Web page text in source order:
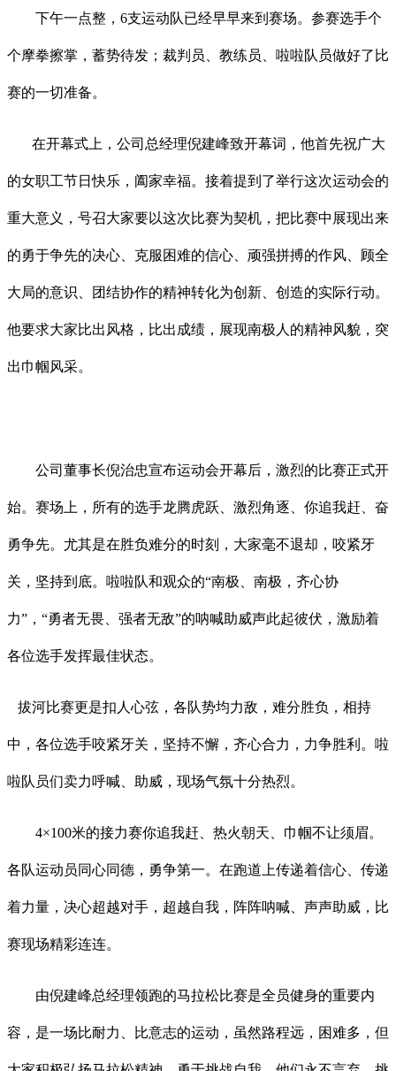
下午一点整， 6支运动队已经早早来到赛场。参赛选手个
个摩拳擦掌，蓄势待发；裁判员、教练员、啦啦队员做好了比
赛的一切准备。
在开幕式上，公司总经理倪建峰致开幕词，他首先祝广大
的女职工节日快乐，阖家幸福。接着提到了举行这次运动会的
重大意义，号召大家要以这次比赛为契机，把比赛中展现出来
的勇于争先的决心、克服困难的信心、顽强拼搏的作风、顾全
大局的意识、团结协作的精神转化为创新、创造的实际行动。
他要求大家比出风格，比出成绩，展现南极人的精神风貌，突
出巾帼风采。
公司董事长倪治忠宣布运动会开幕后，激烈的比赛正式开
始。赛场上，所有的选手龙腾虎跃、激烈角逐、你追我赶、奋
勇争先。尤其是在胜负难分的时刻，大家毫不退却，咬紧牙
关，坚持到底。啦啦队和观众的“南极、南极，齐心协
力”，“勇者无畏、强者无敌”的呐喊助威声此起彼伏，激励着
各位选手发挥最佳状态。
拔河比赛更是扣人心弦，各队势均力敌，难分胜负，相持
中，各位选手咬紧牙关，坚持不懈，齐心合力，力争胜利。啦
啦队员们卖力呼喊、助威，现场气氛十分热烈。
4×100米的接力赛你追我赶、热火朝天、巾帼不让须眉。
各队运动员同心同德，勇争第一。在跑道上传递着信心、传递
着力量，决心超越对手，超越自我，阵阵呐喊、声声助威，比
赛现场精彩连连。
由倪建峰总经理领跑的马拉松比赛是全员健身的重要内
容，是一场比耐力、比意志的运动，虽然路程远，困难多，但